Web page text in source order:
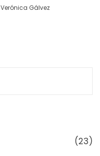
Verónica Gálvez
(23)